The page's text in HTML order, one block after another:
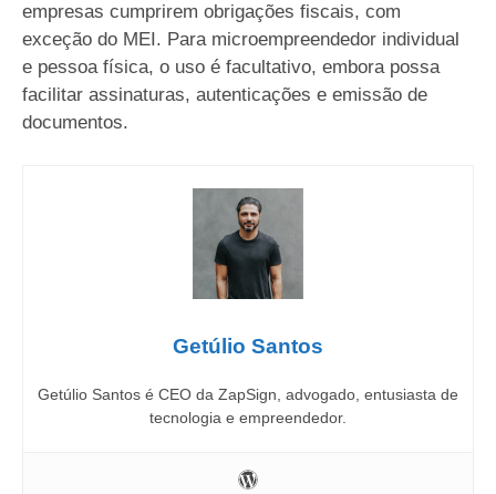
empresas cumprirem obrigações fiscais, com
exceção do MEI. Para microempreendedor individual
e pessoa física, o uso é facultativo, embora possa
facilitar assinaturas, autenticações e emissão de
documentos.
Getúlio Santos
Getúlio Santos é CEO da ZapSign, advogado, entusiasta de
tecnologia e empreendedor.